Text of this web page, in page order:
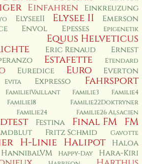
Einfahren Einkreuzung
ElyseeII Elysee II Emerson
Envol Epesses
Epigenetik
Equus Helveticus
Eric Renaud
Ernest
Estafette Etendard
Euredice Euro
Everton
Evita Expresso
Fahrsport
Familie1Vaillant Familie3
Familie4
Familie18 Familie22Doktryner
Familie24 Familie26 Alsacien
Festina Final FM FM
Fritz Schmid Gavotte
H-Linie Halipot
Haloa
HannibalVM Happy-Day Hara-Kiri